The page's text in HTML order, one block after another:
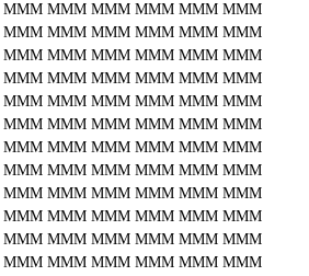
MMM MMM MMM MMM MMM MMM
MMM MMM MMM MMM MMM MMM
MMM MMM MMM MMM MMM MMM
MMM MMM MMM MMM MMM MMM
MMM MMM MMM MMM MMM MMM
MMM MMM MMM MMM MMM MMM
MMM MMM MMM MMM MMM MMM
MMM MMM MMM MMM MMM MMM
MMM MMM MMM MMM MMM MMM
MMM MMM MMM MMM MMM MMM
MMM MMM MMM MMM MMM MMM
MMM MMM MMM MMM MMM MMM